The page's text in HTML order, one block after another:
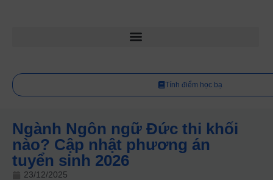
Tính điểm học bạ
Ngành Ngôn ngữ Đức thi khối
nào? Cập nhật phương án
tuyển sinh 2026
23/12/2025